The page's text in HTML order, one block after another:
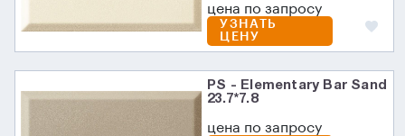
цена по запросу
УЗНАТЬ
ЦЕНУ
PS - Elementary Bar Sand
23.7*7.8
цена по запросу